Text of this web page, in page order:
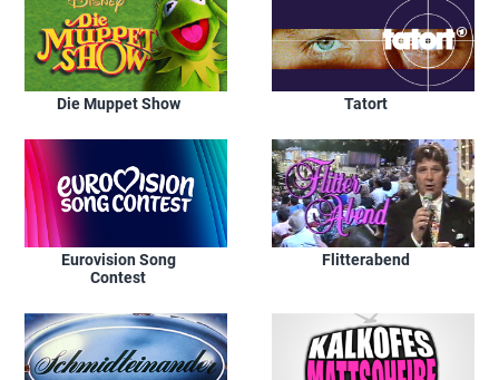
Die Muppet Show Tatort
Eurovision Song
Contest
Flitterabend